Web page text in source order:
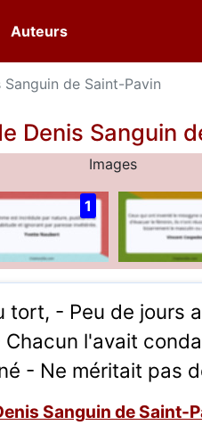
(current)
Auteurs
Sanguin de Saint-Pavin
Denis Sanguin
Images
1
tort, - Peu de jours
l'avait
- Ne méritait pas
Sanguin de Saint-